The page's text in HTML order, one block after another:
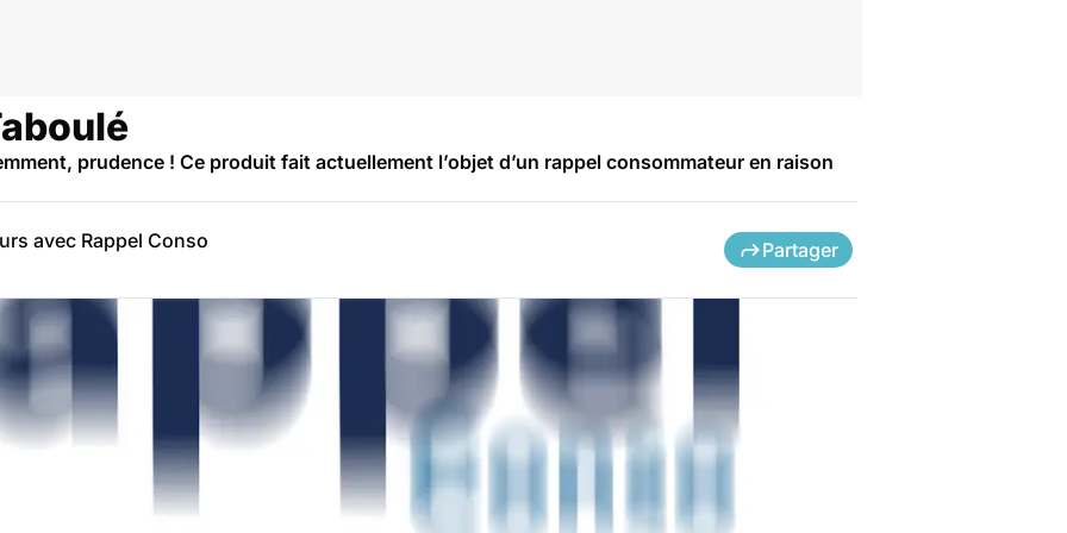
prudence ! Ce produit fait actuellement l’objet d’un rappel consommateur en raison
avec Rappel Conso Partager